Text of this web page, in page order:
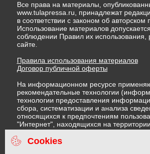
Все права на материалы,
www.tulapressa.ru, принадлежат
в соответствии с законом об авторском
Использование материалов
соблюдении Правил их
сайте.
Правила использования материалов
Договор публичной оферты
На информационном ресурсе
рекомендательные технологии
технологии предоставления
сбора, систематизации и анализа
относящихся к предпочтениям
"Интернет", находящихся на
Федерации)
Правила применения
Политика в отношении обработки
Cookies